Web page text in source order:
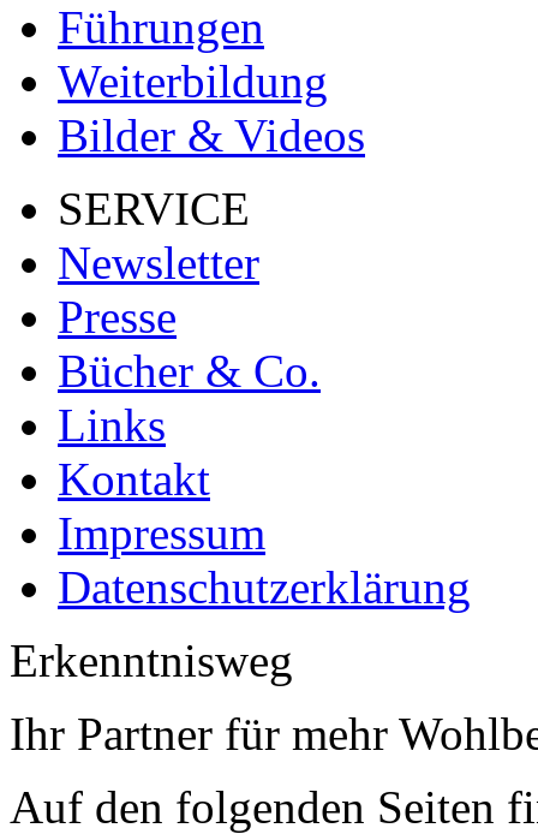
Führungen
Weiterbildung
Bilder & Videos
SERVICE
Newsletter
Presse
Bücher & Co.
Links
Kontakt
Impressum
Datenschutzerklärung
Erkenntnisweg
Ihr Partner für mehr
Auf den folgenden Seiten